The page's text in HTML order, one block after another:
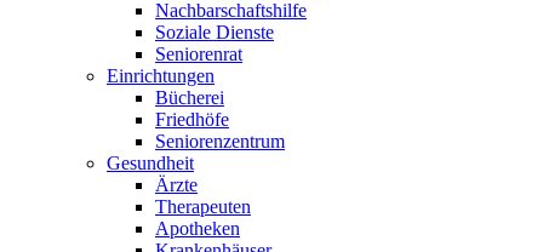
Nachbarschaftshilfe
Soziale Dienste
Seniorenrat
Einrichtungen
Bücherei
Friedhöfe
Seniorenzentrum
Gesundheit
Ärzte
Therapeuten
Apotheken